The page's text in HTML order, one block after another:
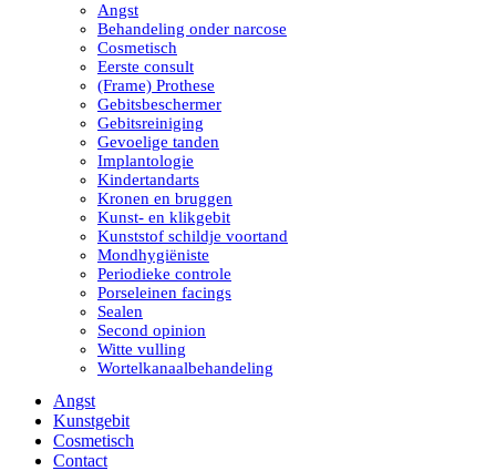
Angst
Behandeling onder narcose
Cosmetisch
Eerste consult
(Frame) Prothese
Gebitsbeschermer
Gebitsreiniging
Gevoelige tanden
Implantologie
Kindertandarts
Kronen en bruggen
Kunst- en klikgebit
Kunststof schildje voortand
Mondhygiëniste
Periodieke controle
Porseleinen facings
Sealen
Second opinion
Witte vulling
Wortelkanaalbehandeling
Angst
Kunstgebit
Cosmetisch
Contact